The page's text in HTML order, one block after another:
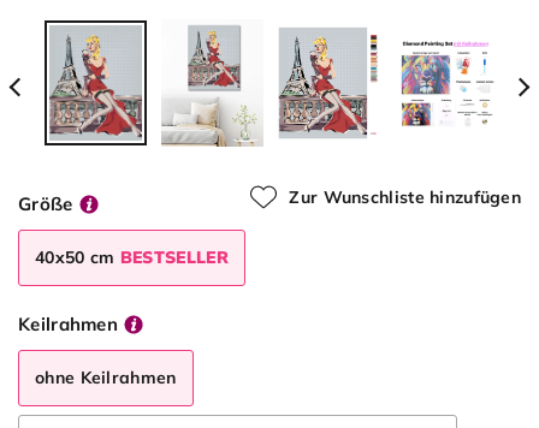
Zur Wunschliste hinzufügen
Größe
40x50 cm BESTSELLER
Keilrahmen
ohne Keilrahmen